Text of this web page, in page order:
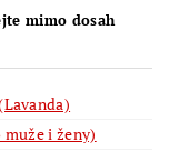
mimo dosah
i ženy)